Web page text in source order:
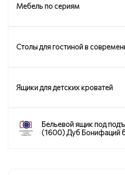
Мебель по сериям
Столы для гостиной в
Ящики для детских кроватей
Бельевой ящик под
(1600) Дуб Бонифаций